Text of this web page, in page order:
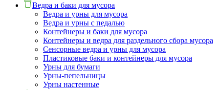
Ведра и баки для мусора
Ведра и урны для мусора
Ведра и урны с педалью
Контейнеры и баки для мусора
Контейнеры и ведра для раздельного сбора мусора
Сенсорные ведра и урны для мусора
Пластиковые баки и контейнеры для мусора
Урны для бумаги
Урны-пепельницы
Урны настенные